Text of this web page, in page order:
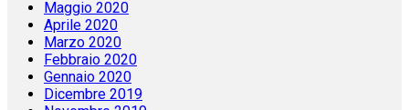
Maggio 2020
Aprile 2020
Marzo 2020
Febbraio 2020
Gennaio 2020
Dicembre 2019